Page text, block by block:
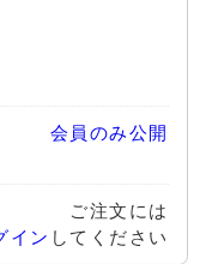
会員のみ公開
ご注文には
イン してください